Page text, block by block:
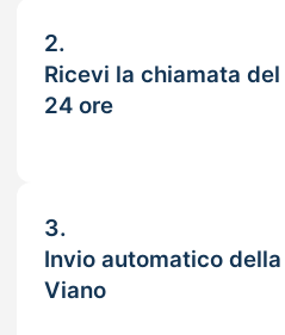
2.
Ricevi la chiamata
24 ore
3.
Invio automatico
Viano